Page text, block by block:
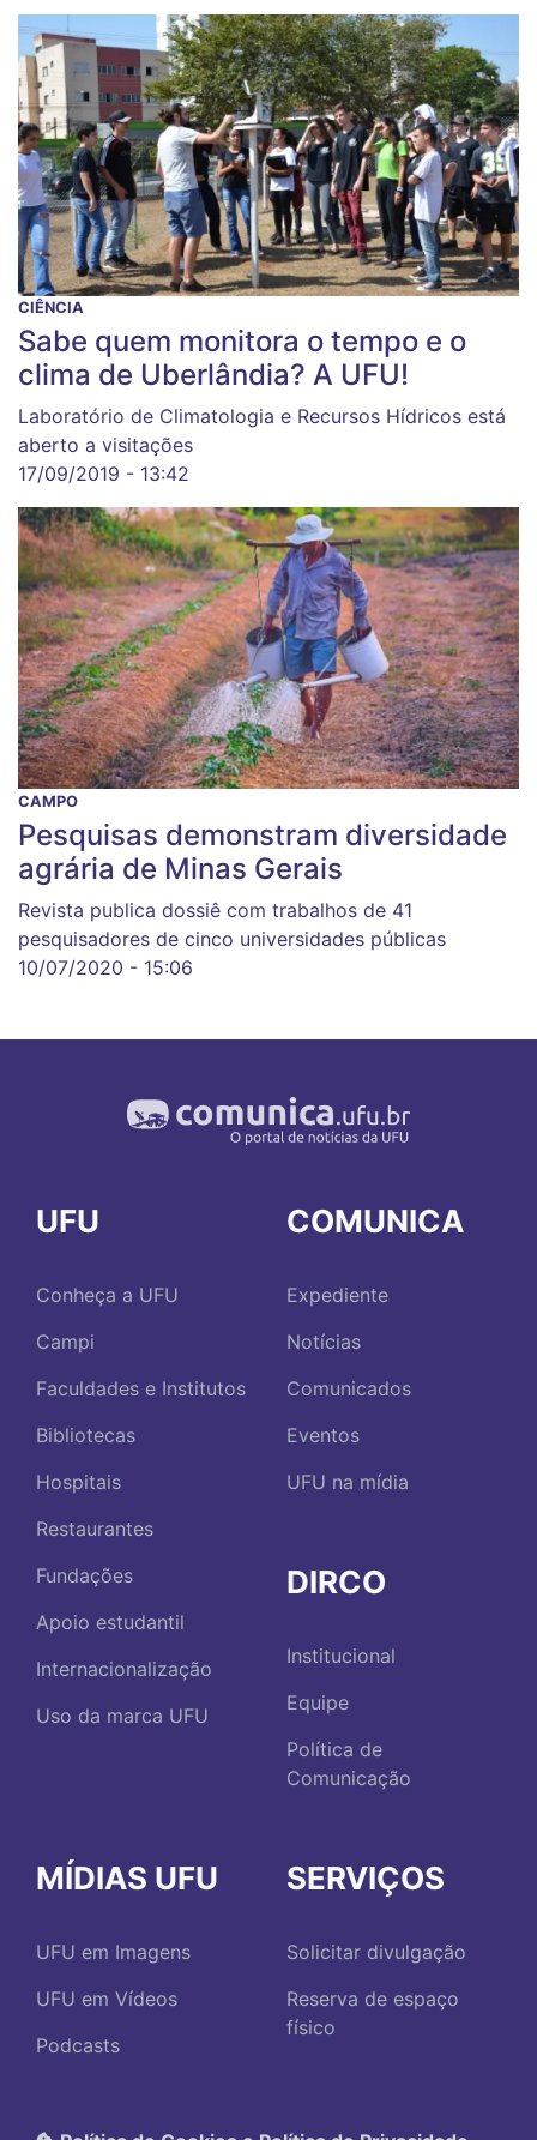
CIÊNCIA
Sabe quem monitora o tempo e o
clima de Uberlândia? A UFU!
Laboratório de Climatologia e Recursos Hídricos está
aberto a visitações
17/09/2019 - 13:42
CAMPO
Pesquisas demonstram diversidade
agrária de Minas Gerais
Revista publica dossiê com trabalhos de 41
pesquisadores de cinco universidades públicas
10/07/2020 - 15:06
UFU
Conheça a UFU
Campi
Faculdades e Institutos
Bibliotecas
Hospitais
Restaurantes
Fundações
Apoio estudantil
Internacionalização
Uso da marca UFU
COMUNICA
Expediente
Notícias
Comunicados
Eventos
UFU na mídia
DIRCO
Institucional
Equipe
Política de
Comunicação
MÍDIAS UFU
UFU em Imagens
UFU em Vídeos
Podcasts
SERVIÇOS
Solicitar divulgação
Reserva de espaço
físico